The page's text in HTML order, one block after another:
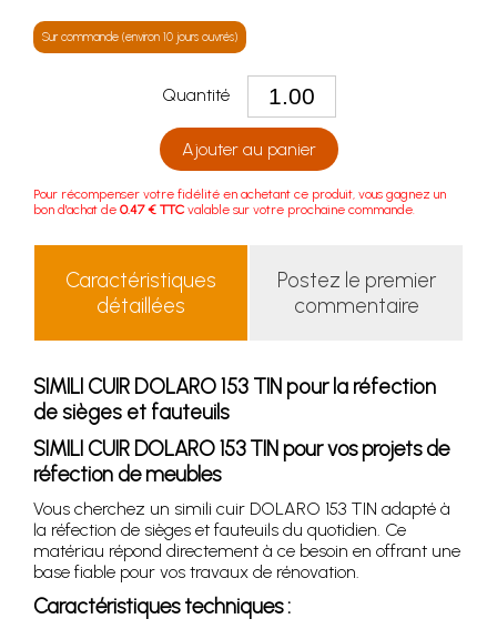
Sur commande (environ 10 jours ouvrés)
Quantité
Ajouter au panier
Pour récompenser votre fidélité en achetant ce produit, vous gagnez un
bon d'achat de 0.47 € TTC valable sur votre prochaine commande.
Caractéristiques
détaillées
Postez le premier
commentaire
SIMILI CUIR DOLARO 153 TIN pour la réfection
de sièges et fauteuils
SIMILI CUIR DOLARO 153 TIN pour vos projets de
réfection de meubles
Vous cherchez un simili cuir DOLARO 153 TIN adapté à
la réfection de sièges et fauteuils du quotidien. Ce
matériau répond directement à ce besoin en offrant une
base fiable pour vos travaux de rénovation.
Caractéristiques techniques :